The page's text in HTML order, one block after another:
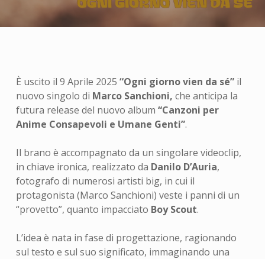
È uscito il 9 Aprile 2025 “Ogni giorno vien da sé”il
nuovo singolo di Marco Sanchioni, che anticipa la
futura release del nuovo album “Canzoni per
Anime Consapevoli e Umane Genti”.
Il brano è accompagnato da un singolare videoclip,
in chiave ironica, realizzato da Danilo D’Auria,
fotografo di numerosi artisti big, in cui il
protagonista (Marco Sanchioni) veste i panni di un
“provetto”, quanto impacciato Boy Scout.
L’idea è nata in fase di progettazione, ragionando
sul testo e sul suo significato, immaginando una